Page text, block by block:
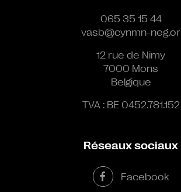
065 35 15 44
vasb@cynmn-neg.or
12 rue de Nimy
7000 Mons
Belgique
TVA : BE 0452.781.152
Réseaux sociaux
Facebook